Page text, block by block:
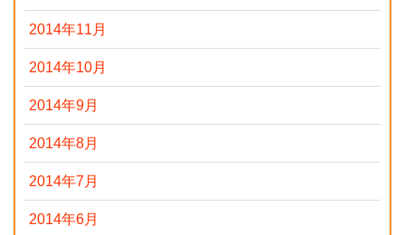
2014年11月
2014年10月
2014年9月
2014年8月
2014年7月
2014年6月